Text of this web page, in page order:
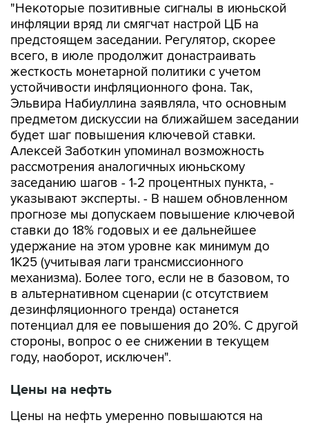
"Некоторые позитивные сигналы в июньской
инфляции вряд ли смягчат настрой ЦБ на
предстоящем заседании. Регулятор, скорее
всего, в июле продолжит донастраивать
жесткость монетарной политики с учетом
устойчивости инфляционного фона. Так,
Эльвира Набиуллина заявляла, что основным
предметом дискуссии на ближайшем заседании
будет шаг повышения ключевой ставки.
Алексей Заботкин упоминал возможность
рассмотрения аналогичных июньскому
заседанию шагов - 1-2 процентных пункта, -
указывают эксперты. - В нашем обновленном
прогнозе мы допускаем повышение ключевой
ставки до 18% годовых и ее дальнейшее
удержание на этом уровне как минимум до
1К25 (учитывая лаги трансмиссионного
механизма). Более того, если не в базовом, то
в альтернативном сценарии (с отсутствием
дезинфляционного тренда) останется
потенциал для ее повышения до 20%. С другой
стороны, вопрос о ее снижении в текущем
году, наоборот, исключен".
Цены на нефть
Цены на нефть умеренно повышаются на